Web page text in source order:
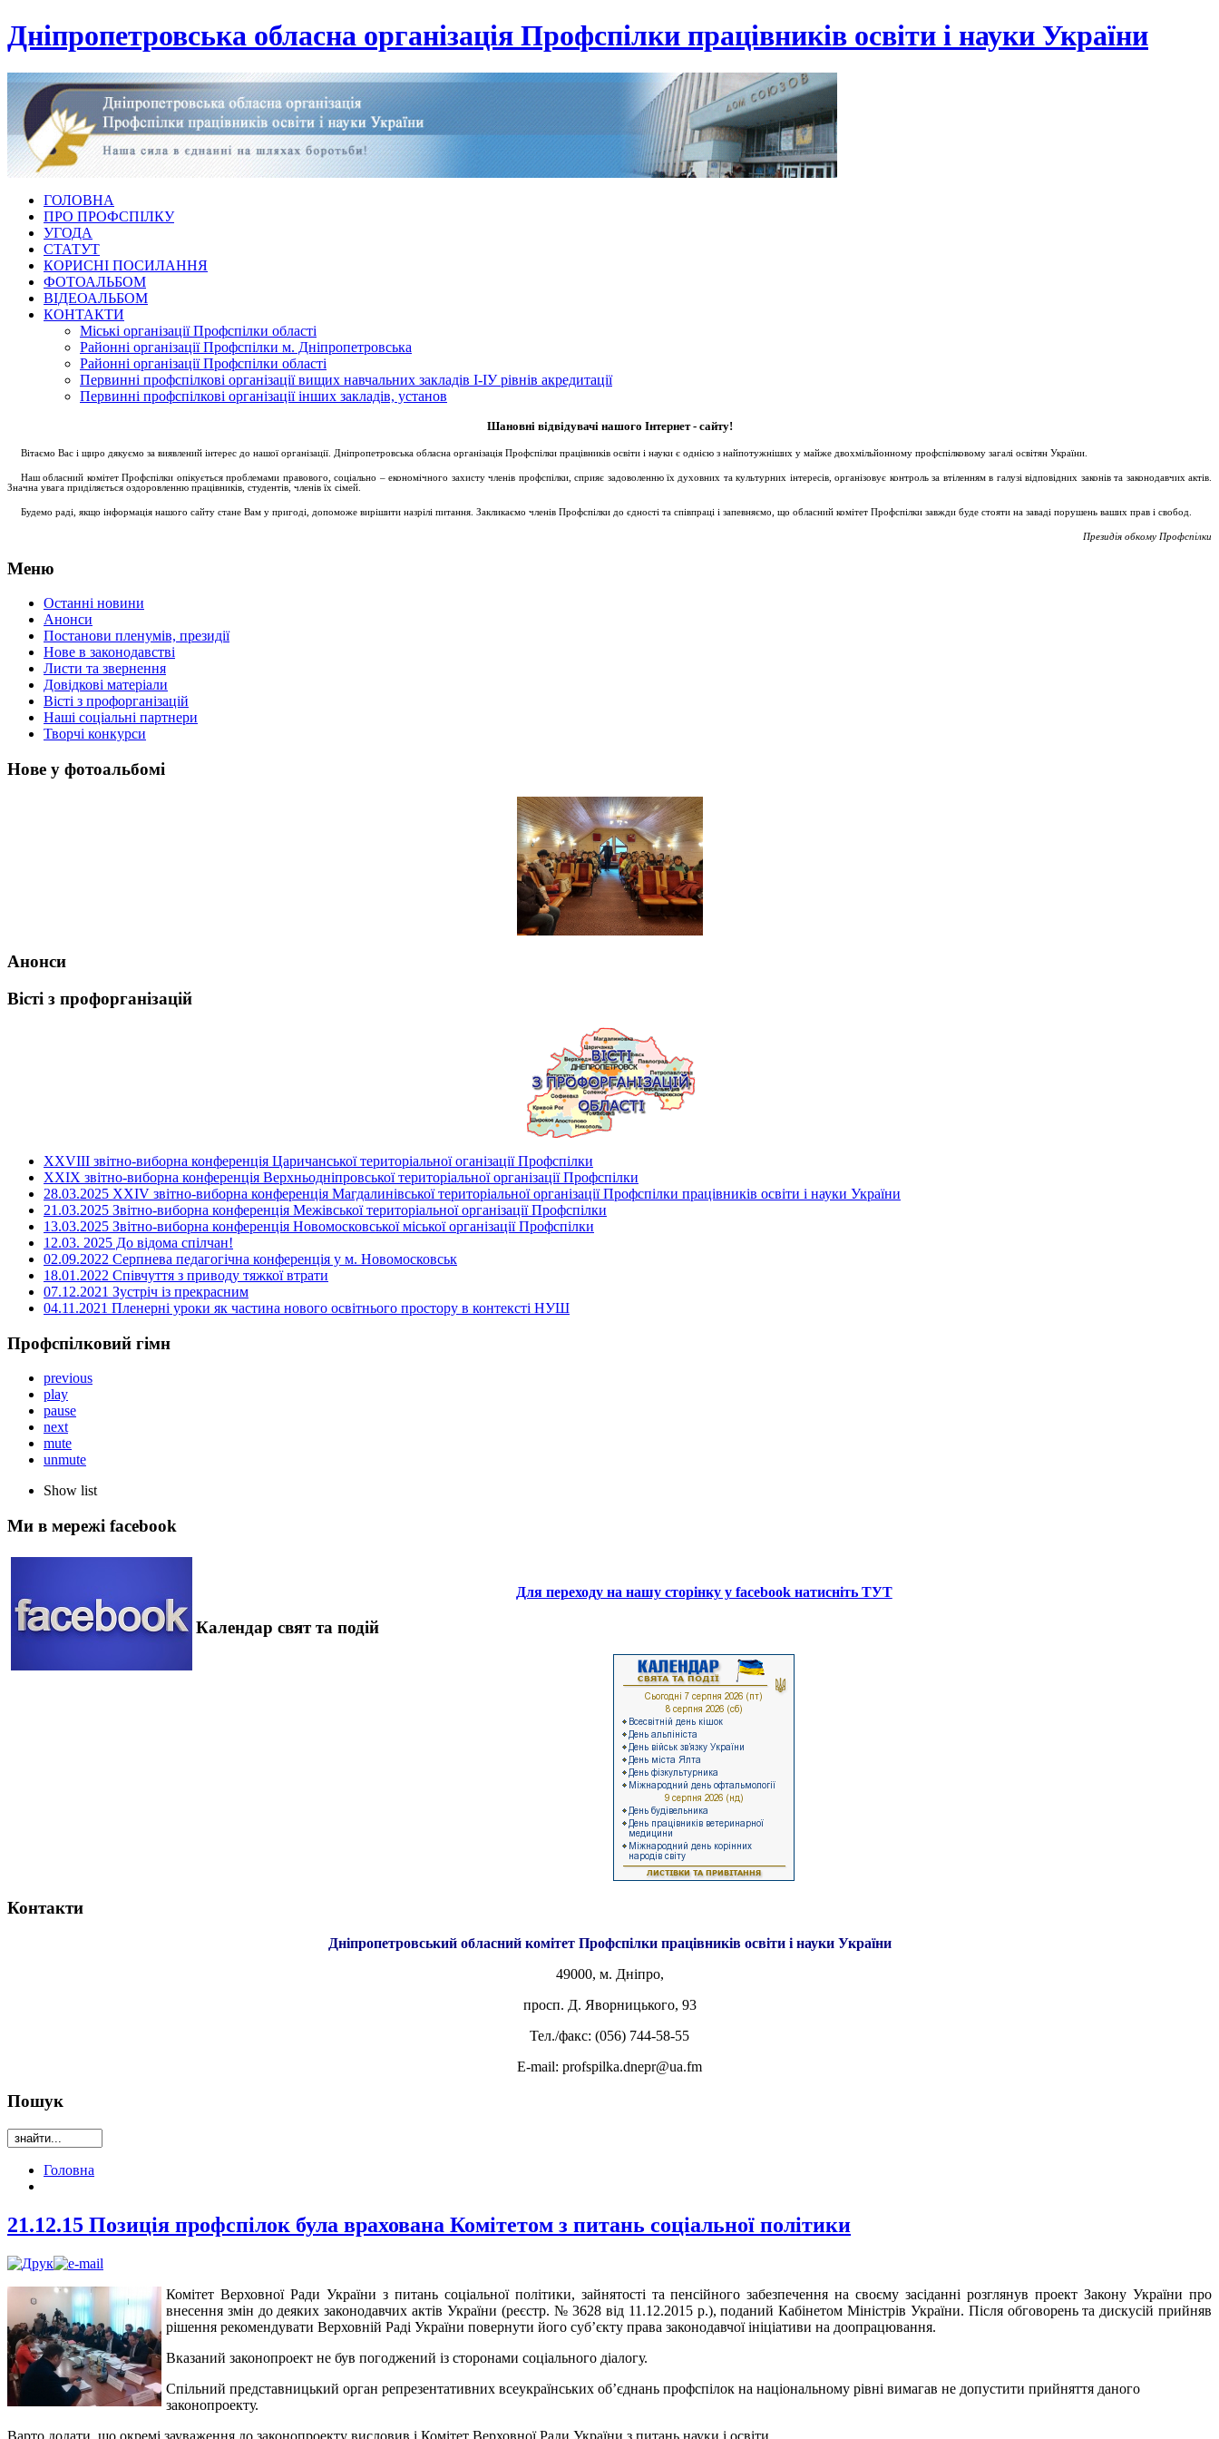
Дніпропетровська обласна організація Профспілки працівників освіти і науки України
ГОЛОВНА
ПРО ПРОФСПІЛКУ
УГОДА
СТАТУТ
КОРИСНІ ПОСИЛАННЯ
ФОТОАЛЬБОМ
ВІДЕОАЛЬБОМ
КОНТАКТИ
Міські організації Профспілки області
Районні організації Профспілки м. Дніпропетровська
Районні організації Профспілки області
Первинні профспілкові організації вищих навчальних закладів І-ІУ рівнів акредитації
Первинні профспілкові організації інших закладів, установ
Шановні відвідувачі нашого Інтернет - сайту!
Вітаємо Вас і щиро дякуємо за виявлений інтерес до нашої організації. Дніпропетровська обласна організація Профспілки працівників освіти і науки є однією з найпотужніших у майже двохмільйонному профспілковому загалі освітян України.
Наш обласний комітет Профспілки опікується проблемами правового, соціально – економічного захисту членів профспілки, сприяє задоволенню їх духовних та культурних інтересів, організовує контроль за втіленням в галузі відповідних законів та законодавчих актів.
Значна увага приділяється оздоровленню працівників, студентів, членів їх сімей.
Будемо раді, якщо інформація нашого сайту стане Вам у пригоді, допоможе вирішити назрілі питання. Закликаємо членів Профспілки до єдності та співпраці і запевняємо, що обласний комітет Профспілки завжди буде стояти на заваді порушень ваших прав і свобод.
Президія обкому Профспілки
Меню
Останні новини
Анонси
Постанови пленумів, президії
Нове в законодавстві
Листи та звернення
Довідкові матеріали
Вісті з профорганізацій
Наші соціальні партнери
Творчі конкурси
Нове у фотоальбомі
Анонси
Вісті з профорганізацій
ХХVIII звітно-виборна конференція Царичанської територіальної оганізації Профспілки
XXIX звітно-виборна конференція Верхньодніпровської територіальної організації Профспілки
28.03.2025 ХХІV звітно-виборна конференція Магдалинівської територіальної організації Профспілки працівників освіти і науки України
21.03.2025 Звітно-виборна конференція Межівської територіальної організації Профспілки
13.03.2025 Звітно-виборна конференція Новомосковської міської організації Профспілки
12.03. 2025 До відома спілчан!
02.09.2022 Серпнева педагогічна конференція у м. Новомосковськ
18.01.2022 Співчуття з приводу тяжкої втрати
07.12.2021 Зустріч із прекрасним
04.11.2021 Пленерні уроки як частина нового освітнього простору в контексті НУШ
Профспілковий гімн
previous
play
pause
next
mute
unmute
Show list
Ми в мережі facebook
Для переходу на нашу сторінку у facebook натисніть ТУТ
Календар свят та подій
Контакти
Дніпропетровський обласний комітет Профспілки працівників освіти і науки України
49000, м. Дніпро,
просп. Д. Яворницького, 93
Тел./факс: (056) 744-58-55
E-mail: profspilka.dnepr@ua.fm
Пошук
Головна
21.12.15 Позиція профспілок була врахована Комітетом з питань соціальної політики
Комітет Верховної Ради України з питань соціальної політики, зайнятості та пенсійного забезпечення на своєму засіданні розглянув проект Закону України про
внесення змін до деяких законодавчих актів України (реєстр. № 3628 від 11.12.2015 р.), поданий Кабінетом Міністрів України. Після обговорень та дискусій прийняв
рішення рекомендувати Верховній Раді України повернути його суб’єкту права законодавчої ініціативи на доопрацювання.
Вказаний законопроект не був погоджений із сторонами соціального діалогу.
Спільний представницький орган репрезентативних всеукраїнських об’єднань профспілок на національному рівні вимагав не допустити прийняття даного
законопроекту.
Варто додати, що окремі зауваження до законопроекту висловив і Комітет Верховної Ради України з питань науки і освіти.